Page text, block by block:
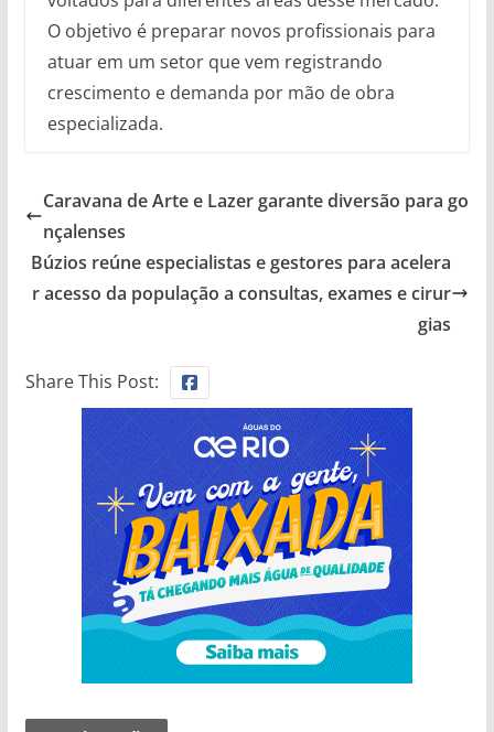
O objetivo é preparar novos profissionais para
atuar em um setor que vem registrando
crescimento e demanda por mão de obra
especializada.
Caravana de Arte e Lazer garante diversão para go
nçalenses
Búzios reúne especialistas e gestores para acelera
r acesso da população a consultas, exames e cirur
gias
Share This Post: